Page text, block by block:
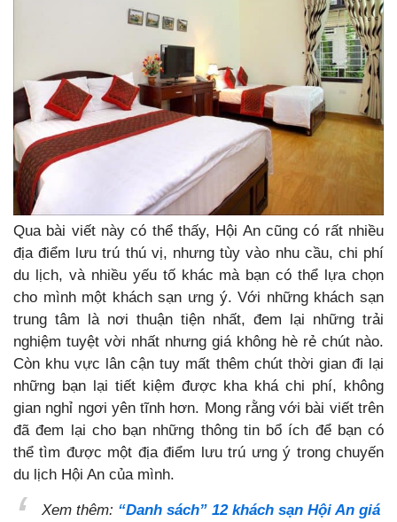
Qua bài viết này có thể thấy, Hội An cũng có rất nhiều
địa điểm lưu trú thú vị, nhưng tùy vào nhu cầu, chi phí
du lịch, và nhiều yếu tố khác mà bạn có thể lựa chọn
cho mình một khách sạn ưng ý. Với những khách sạn
trung tâm là nơi thuận tiện nhất, đem lại những trải
nghiệm tuyệt vời nhất nhưng giá không hè rẻ chút nào.
Còn khu vực lân cận tuy mất thêm chút thời gian đi lại
những bạn lại tiết kiệm được kha khá chi phí, không
gian nghỉ ngơi yên tĩnh hơn. Mong rằng với bài viết trên
đã đem lại cho bạn những thông tin bổ ích để bạn có
thể tìm được một địa điểm lưu trú ưng ý trong chuyến
du lịch Hội An của mình.
Xem thêm: “Danh sách” 12 khách sạn Hội An giá